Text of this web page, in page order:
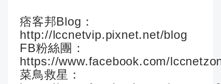
痞客邦Blog：
http://lccnetvip.pixnet.net/blog
FB粉絲團：
https://www.facebook.com/
菜鳥救星：